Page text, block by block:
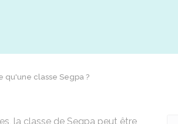
qu'une classe Segpa ?
la classe de Segpa peut être